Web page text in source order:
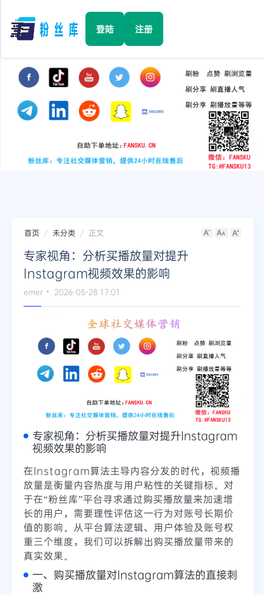
☰ 登陆 注册
Facebook
TikTok
YouTube
首页 未分类 正文
专家视角：分析买播放量对提升
Instagram视频效果的影响
emer 2026-05-28 17:01
专家视角：分析买播放量对提升Instagram
视频效果的影响
在Instagram算法主导内容分发的时代，视频播
放量是衡量内容热度与用户粘性的关键指标。对
于在“粉丝库”平台寻求通过购买播放量来加速增
长的用户，需要理性评估这一行为对账号长期价
值的影响。从平台算法逻辑、用户体验及账号权
重三个维度，我们可以拆解出购买播放量带来的
真实效果。
一、购买播放量对Instagram算法的直接刺
激